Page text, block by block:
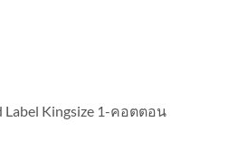
Label Kingsize 1-คอตตอน